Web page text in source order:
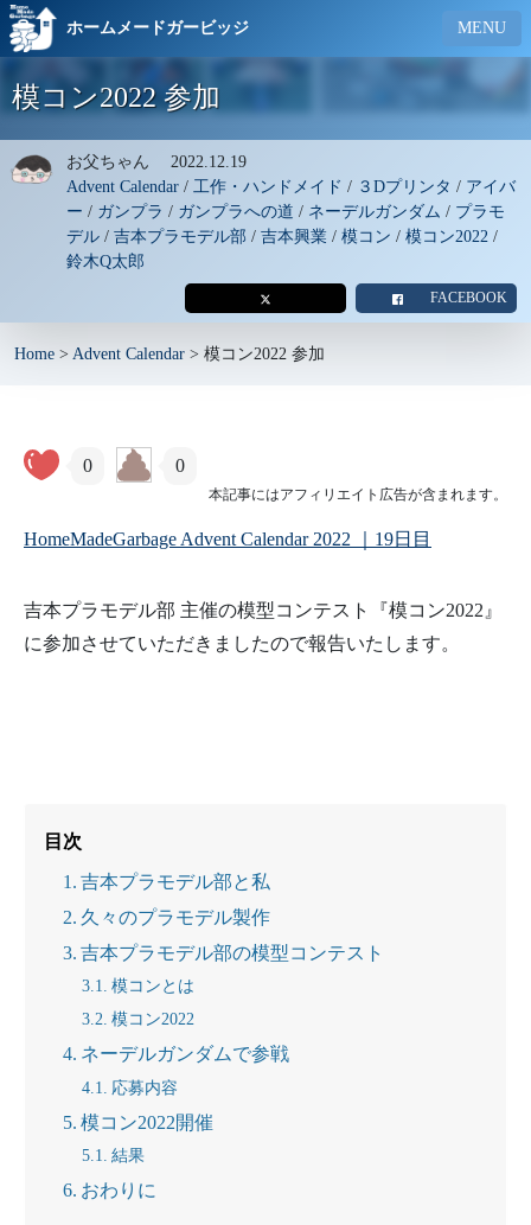
ホームメードガービッジ MENU
模コン2022 参加
お父ちゃん 2022.12.19
Advent Calendar / 工作・ハンドメイド / ３Dプリンタ / アイバ
ー / ガンプラ / ガンプラへの道 / ネーデルガンダム / プラモ
デル / 吉本プラモデル部 / 吉本興業 / 模コン / 模コン2022 /
鈴木Q太郎
FACEBOOK
Home > Advent Calendar > 模コン2022 参加
本記事にはアフィリエイト広告が含まれます。
0 0
HomeMadeGarbage Advent Calendar 2022 ｜19日目
吉本プラモデル部 主催の模型コンテスト『模コン2022』
に参加させていただきましたので報告いたします。
目次
吉本プラモデル部と私
久々のプラモデル製作
吉本プラモデル部の模型コンテスト
模コンとは
模コン2022
ネーデルガンダムで参戦
応募内容
模コン2022開催
結果
おわりに